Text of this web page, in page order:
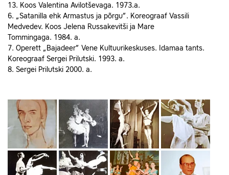
13. Koos Valentina Avilotševaga. 1973.a.
6. „Satanilla ehk Armastus ja põrgu”. Koreograaf Vassili
Medvedev. Koos Jelena Russakevitši ja Mare
Tommingaga. 1984. a.
7. Operett „Bajadeer” Vene Kultuurikeskuses. Idamaa tants.
Koreograaf Sergei Prilutski. 1993. a.
8. Sergei Prilutski 2000. a.